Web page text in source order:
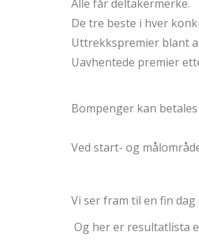
Alle får deltakermerke.
De tre beste i hver
Uttrekkspremier blant
Uavhentede premier
Bompenger kan
Ved start- og
Vi ser fram til en fin
Og her er resultatlista